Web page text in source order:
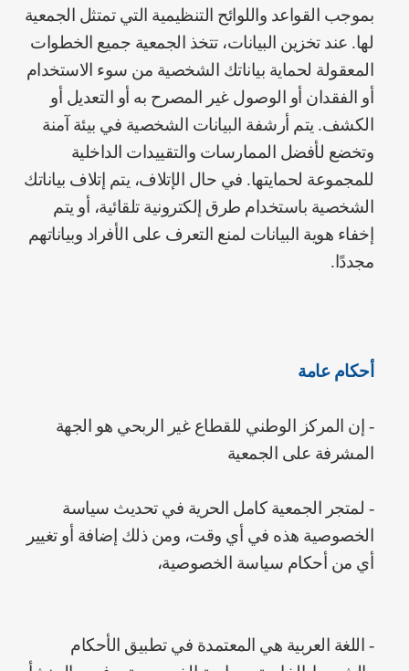
بموجب القواعد واللوائح التنظيمية التي تمتثل الجمعية
لها. عند تخزين البيانات، تتخذ الجمعية جميع الخطوات
المعقولة لحماية بياناتك الشخصية من سوء الاستخدام
أو الفقدان أو الوصول غير المصرح به أو التعديل أو
الكشف. يتم أرشفة البيانات الشخصية في بيئة آمنة
وتخضع لأفضل الممارسات والتقييدات الداخلية
للمجموعة لحمايتها. في حال الإتلاف، يتم إتلاف بياناتك
الشخصية باستخدام طرق إلكترونية تلقائية، أو يتم
إخفاء هوية البيانات لمنع التعرف على الأفراد وبياناتهم
مجددًا.
أحكام عامة
‌‌- إن المركز الوطني للقطاع غير الربحي هو الجهة
المشرفة على الجمعية
- لمتجر الجمعية كامل الحرية في تحديث سياسة
الخصوصية هذه في أي وقت، ومن ذلك إضافة أو تغيير
أي من أحكام سياسة الخصوصية،
- اللغة العربية هي المعتمدة في تطبيق الأحكام